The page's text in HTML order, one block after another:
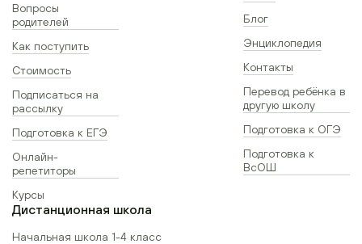
Вопросы
родителей
Как поступить
Стоимость
Подписаться на
рассылку
Подготовка к ЕГЭ
Онлайн-
репетиторы
Курсы
Блог
Энциклопедия
Контакты
Перевод ребёнка в
другую школу
Подготовка к ОГЭ
Подготовка к
ВсОШ
Дистанционная школа
Начальная школа 1-4 класс